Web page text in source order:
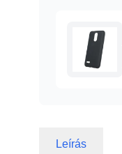
Leírás